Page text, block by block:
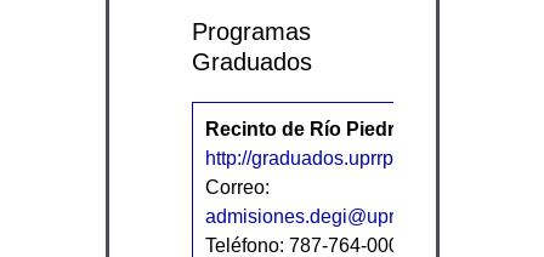
Programas
Graduados
Recinto de Río Piedras
http://graduados.uprrp.edu
Correo:
admisiones.degi@upr.edu
Teléfono: 787-764-0000